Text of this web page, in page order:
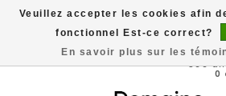
566
0
Veuillez accepter les cookies afin
fonctionnel Est-ce correct?
En savoir plus sur les
Livraison gratuite à